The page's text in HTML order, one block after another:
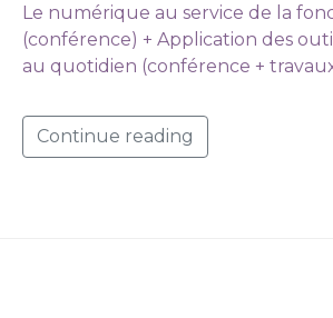
Le numérique au service de la
(conférence) + Application des
au quotidien (conférence +
Continue reading